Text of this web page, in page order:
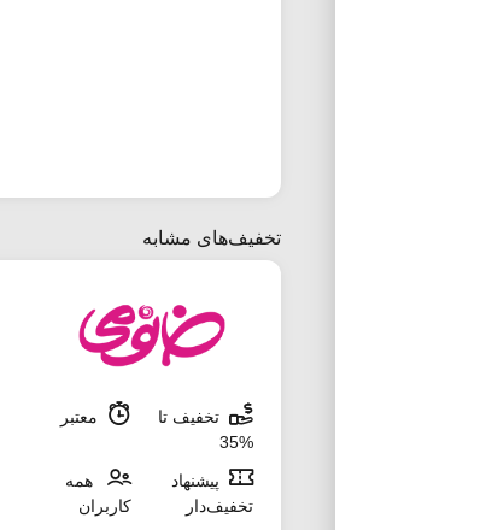
تخفیف‌های مشابه
تخفیف تا
%35
معتبر
پیشنهاد
تخفیف‌دار
همه
کاربران